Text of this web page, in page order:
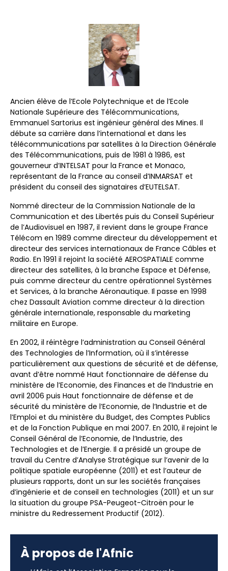
Ancien élève de l’Ecole Polytechnique et de l’Ecole
Nationale Supérieure des Télécommunications,
Emmanuel Sartorius est ingénieur général des Mines. Il
débute sa carrière dans l’international et dans les
télécommunications par satellites à la Direction Générale
des Télécommunications, puis de 1981 à 1986, est
gouverneur d’INTELSAT pour la France et Monaco,
représentant de la France au conseil d’INMARSAT et
président du conseil des signataires d’EUTELSAT.
Nommé directeur de la Commission Nationale de la
Communication et des Libertés puis du Conseil Supérieur
de l’Audiovisuel en 1987, il revient dans le groupe France
Télécom en 1989 comme directeur du développement et
directeur des services internationaux de France Câbles et
Radio. En 1991 il rejoint la société AEROSPATIALE comme
directeur des satellites, à la branche Espace et Défense,
puis comme directeur du centre opérationnel Systèmes
et Services, à la branche Aéronautique. Il passe en 1998
chez Dassault Aviation comme directeur à la direction
générale internationale, responsable du marketing
militaire en Europe.
En 2002, il réintègre l’administration au Conseil Général
des Technologies de l’Information, où il s’intéresse
particulièrement aux questions de sécurité et de défense,
avant d’être nommé Haut fonctionnaire de défense du
ministère de l’Economie, des Finances et de l’Industrie en
avril 2006 puis Haut fonctionnaire de défense et de
sécurité du ministère de l’Economie, de l’Industrie et de
l’Emploi et du ministère du Budget, des Comptes Publics
et de la Fonction Publique en mai 2007. En 2010, il rejoint le
Conseil Général de l’Economie, de l’Industrie, des
Technologies et de l’Energie. Il a présidé un groupe de
travail du Centre d’Analyse Stratégique sur l’avenir de la
politique spatiale européenne (2011) et est l’auteur de
plusieurs rapports, dont un sur les sociétés françaises
d’ingénierie et de conseil en technologies (2011) et un sur
la situation du groupe PSA-Peugeot-Citroën pour le
ministre du Redressement Productif (2012).
À propos de l'Afnic